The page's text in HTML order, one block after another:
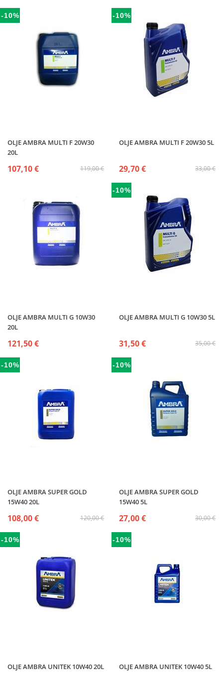
-10%
OLJE AMBRA MULTI F 20W30
20L
119,00 €
107,10 €
-10%
OLJE AMBRA MULTI F 20W30 5L
33,00 €
29,70 €
OLJE AMBRA MULTI G 10W30
20L
121,50 €
-10%
OLJE AMBRA MULTI G 10W30 5L
35,00 €
31,50 €
-10%
OLJE AMBRA SUPER GOLD
15W40 20L
120,00 €
108,00 €
-10%
OLJE AMBRA SUPER GOLD
15W40 5L
30,00 €
27,00 €
-10%
OLJE AMBRA UNITEK 10W40 20L
-10%
OLJE AMBRA UNITEK 10W40 5L